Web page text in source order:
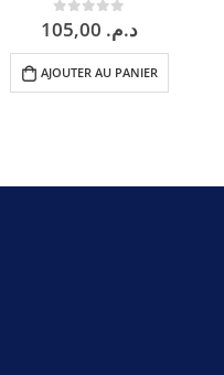
0sur 5د.م.
AJOUTER AU PANIER